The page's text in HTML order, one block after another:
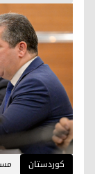
کوردستان